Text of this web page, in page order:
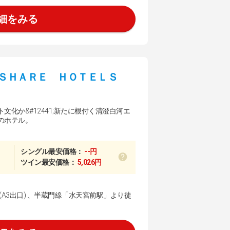
をみる
ＡＲＥ ＨＯＴＥＬＳ
文化か&#12441;新たに根付く清澄白河エ
テル。
シングル最安価格： --円
ツイン最安価格： 5,026円
出口) 、半蔵門線「水天宮前駅」より徒